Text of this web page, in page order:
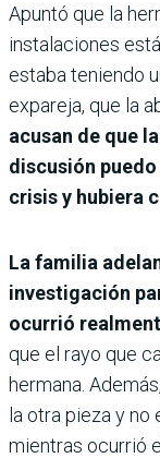
Apuntó que la
instalaciones
estaba teniendo
expareja, que la
acusan de que
discusión
crisis y hubiera
La familia
investigación
ocurrió
que el rayo que
hermana.
la otra pieza y
mientras ocurrió